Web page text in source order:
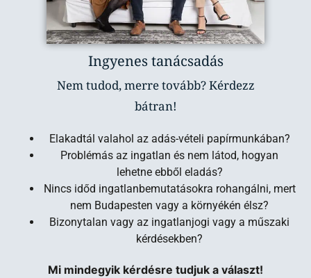
Ingyenes tanácsadás
Nem tudod, merre tovább? Kérdezz
bátran!
Elakadtál valahol az adás-vételi papírmunkában?
Problémás az ingatlan és nem látod, hogyan
lehetne ebből eladás?
Nincs időd ingatlanbemutatásokra rohangálni, mert
nem Budapesten vagy a környékén élsz?
Bizonytalan vagy az ingatlanjogi vagy a műszaki
kérdésekben?
Mi mindegyik kérdésre tudjuk a választ!